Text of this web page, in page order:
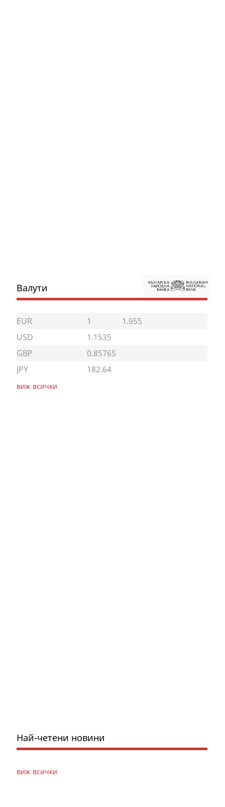
Валути
EUR 1
1.955
USD
1.1535
GBP
0.85765
JPY
182.64
виж всички
Най-четени новини
виж всички